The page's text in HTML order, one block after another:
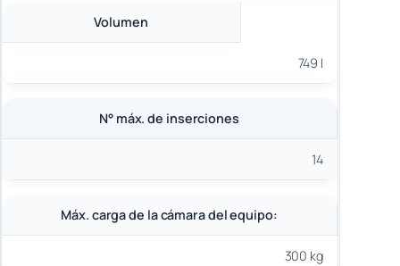
Volumen
749 l
N° máx. de inserciones
14
Máx. carga de la cámara del equipo:
300 kg